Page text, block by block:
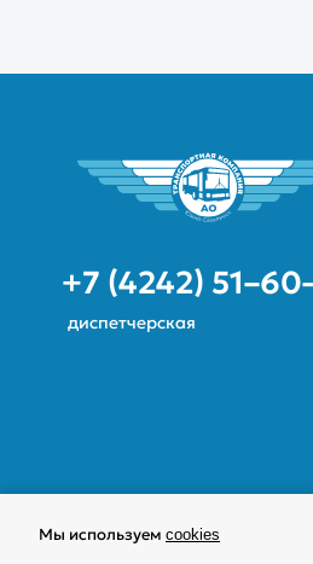
+7 (4242)
диспетчерская
© 2024—2026 АО
Мы используем cookies